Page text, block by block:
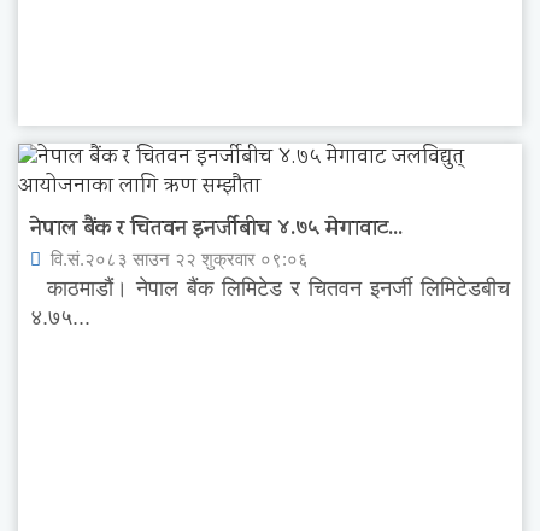
नेपाल बैंक र चितवन इनर्जीबीच ४.७५ मेगावाट...
वि.सं.२०८३ साउन २२ शुक्रवार ०९:०६
काठमाडौं। नेपाल बैंक लिमिटेड र चितवन इनर्जी लिमिटेडबीच
४.७५...